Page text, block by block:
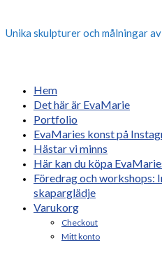
Unika skulpturer och målningar
Hem
Det här är EvaMarie
Portfolio
EvaMaries konst på
Hästar vi minns
Här kan du köpa
Föredrag och workshops:
skaparglädje
Varukorg
Checkout
Mitt konto